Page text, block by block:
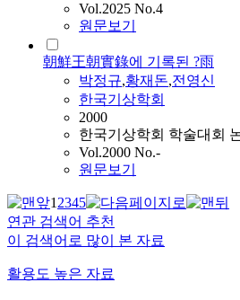
Vol.2025 No.4
원문보기
朝鮮王朝實錄에 기록된 ?雨
박정규,황재돈,전영신
한국기상학회
2000
한국기상학회 학술대회
Vol.2000 No.-
원문보기
12345
연관 검색어 추천
이 검색어로 많이 본 자료
활용도 높은 자료